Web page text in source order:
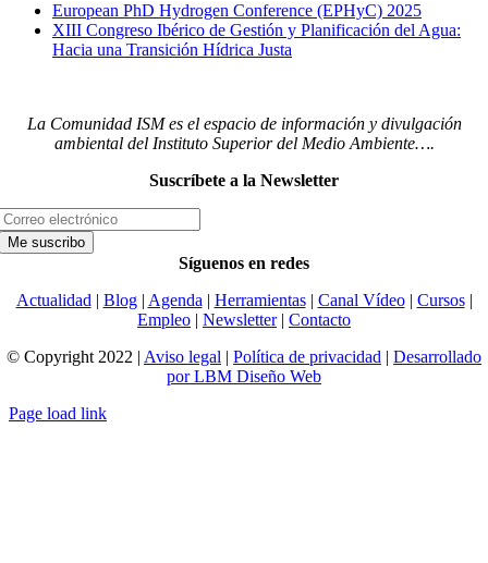
European PhD Hydrogen Conference (EPHyC) 2025
XIII Congreso Ibérico de Gestión y Planificación del Agua:
Hacia una Transición Hídrica Justa
La Comunidad ISM es el espacio de información y divulgación
ambiental del Instituto Superior del Medio Ambiente….
Suscríbete a la Newsletter
Síguenos en redes
Actualidad | Blog| Agenda | Herramientas| Canal Vídeo| Cursos|
Empleo | Newsletter| Contacto
© Copyright 2022 | Aviso legal | Política de privacidad | Desarrollado
por LBM Diseño Web
Page load link